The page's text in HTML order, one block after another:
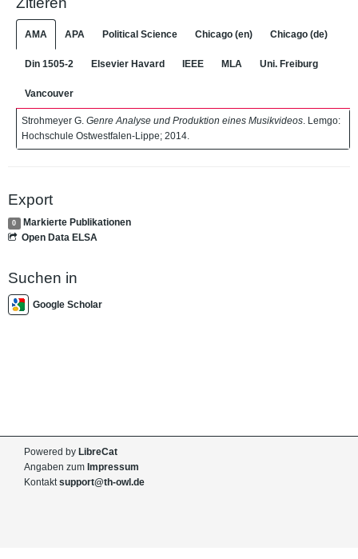
AMA APA Political Science Chicago (en) Chicago (de)
Din 1505-2 Elsevier Havard IEEE MLA Uni. Freiburg
Vancouver
Strohmeyer G. Genre Analyse und Produktion eines Musikvideos . Lemgo:
Hochschule Ostwestfalen-Lippe; 2014.
Export
0
Markierte Publikationen
Open Data ELSA
Suchen in
Google Scholar
Powered by LibreCat
Angaben zum Impressum
Kontaktsupport@th-owl.de